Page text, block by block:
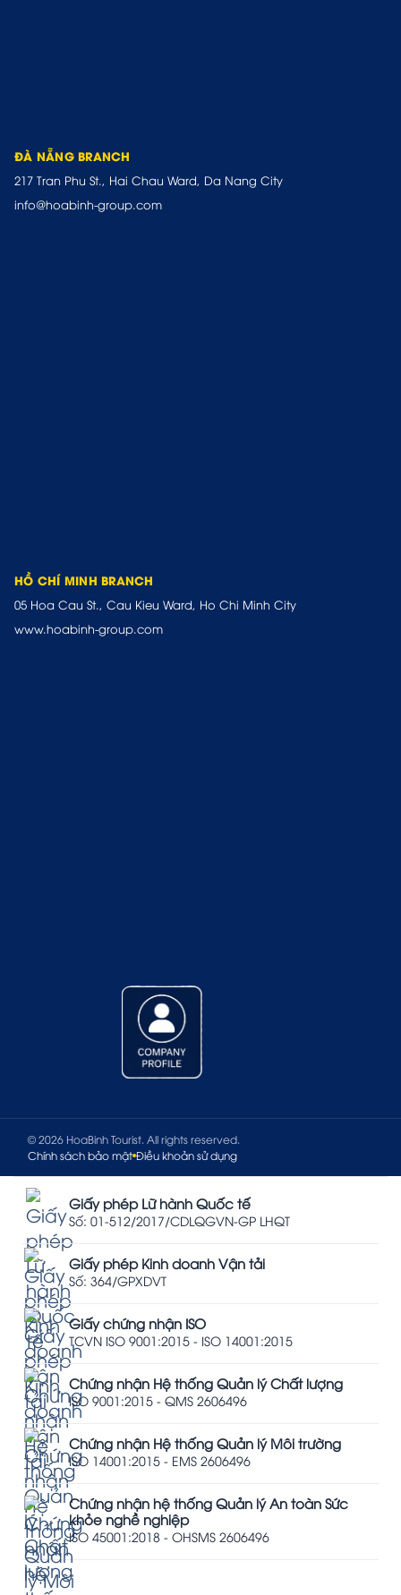
ĐÀ NẴNG BRANCH
217 Tran Phu St., Hai Chau Ward, Da Nang City
info@hoabinh-group.com
HỒ CHÍ MINH BRANCH
05 Hoa Cau St., Cau Kieu Ward, Ho Chi Minh City
www.hoabinh-group.com
© 2026 HoaBinh Tourist. All rights reserved.
Chính sách bảo mật Điều khoản sử dụng
Giấy phép Lữ hành Quốc tế
Số: 01-512/2017/CDLQGVN-GP LHQT
Giấy phép Kinh doanh Vận tải
Số: 364/GPXDVT
Giấy chứng nhận ISO
TCVN ISO 9001:2015 - ISO 14001:2015
Chứng nhận Hệ thống Quản lý Chất lượng
ISO 9001:2015 - QMS 2606496
Chứng nhận Hệ thống Quản lý Môi trường
ISO 14001:2015 - EMS 2606496
Chứng nhận hệ thống Quản lý An toàn Sức
khỏe nghề nghiệp
ISO 45001:2018 - OHSMS 2606496